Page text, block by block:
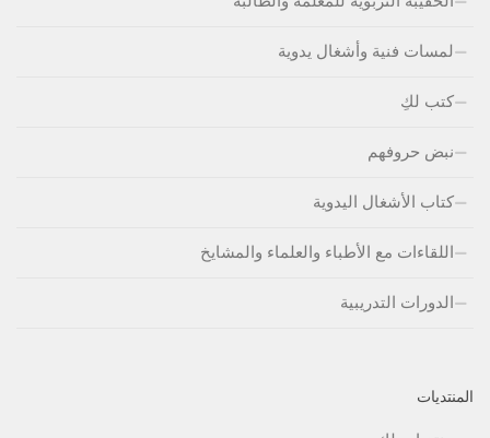
لمسات فنية وأشغال يدوية
كتب لكِ
نبض حروفهم
كتاب الأشغال اليدوية
اللقاءات مع الأطباء والعلماء والمشايخ
الدورات التدريبية
المنتديات